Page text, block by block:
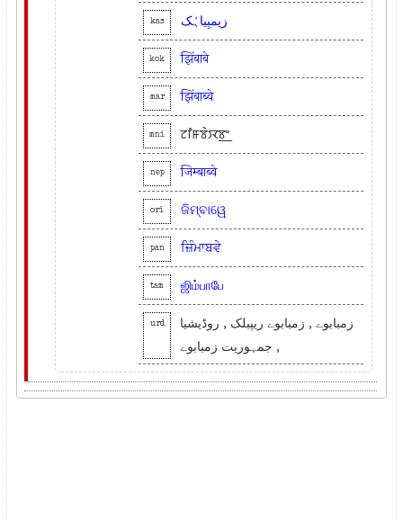
kas زیمبِیاہُک
kok झिंबाबे
mar झिंबाब्वे
mni ꯖꯤꯝꯕꯥꯋꯕ꯭ꯦ
nep जिम्बाब्वे
ori ଜିମ୍ବାୱେ
pan ਜ਼ਿੰਮਾਬਵੇ
tam ஜிம்பாபே
urd
زمبابوے , زمبابوے ریپبلک , روڈیشیا
, جمہوریت زمبابوے